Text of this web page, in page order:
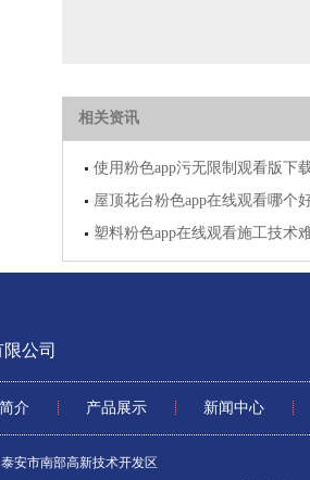
相关资讯
使用粉色app污无限制观看版下
屋顶花台粉色app在线观看哪个
塑料粉色app在线观看施工技术
公司
介 产品展示 新闻中心
：泰安市南部高新技术开发区